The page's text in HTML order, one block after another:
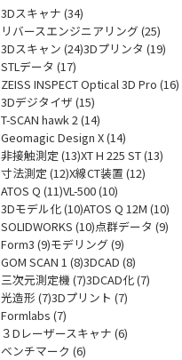
3Dスキャナ (34)
リバースエンジニアリング (25)
3Dスキャン (24)3Dプリンタ (19)
STLデータ (17)
ZEISS INSPECT Optical 3D Pro (16)
3Dデジタイザ (15)
T-SCAN hawk 2 (14)
Geomagic Design X (14)
非接触測定 (13)XT H 225 ST (13)
寸法測定 (12)X線CT装置 (12)
ATOS Q (11)VL-500 (10)
3Dモデル化 (10)ATOS Q 12M (10)
SOLIDWORKS (10)点群データ (9)
Form3 (9)モデリング (9)
GOM SCAN 1 (8)3DCAD (8)
三次元測定機 (7)3DCAD化 (7)
光造形 (7)3Dプリント (7)
Formlabs (7)
３Dレーザースキャナ (6)
ベンチマーク (6)